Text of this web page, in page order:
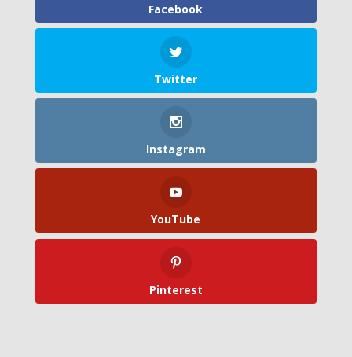
Facebook
Twitter
Instagram
YouTube
Pinterest